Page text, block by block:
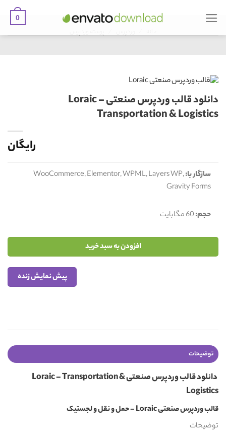
Skip
to
0
/
/
دانلود قالب وردپرس صنعتی Loraic –
Transportation & Logistics
رایگان
سازگار با:WooCommerce, Elementor, WPML, Layers WP,
Gravity Forms
حجم:60 مگابایت
افزودن به سبد خرید
پیش نمایش زنده
توضیحات
دانلودقالب وردپرس
صنعتی Loraic – Transportation &
Logistics
قالب وردپرس صنعتی Loraic – حمل و نقل و لجستیک
توضیحات